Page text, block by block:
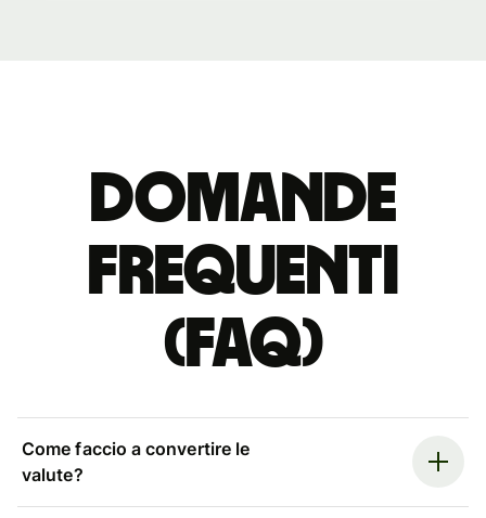
Domande
Frequenti
(FAQ)
Come faccio a convertire le
valute?